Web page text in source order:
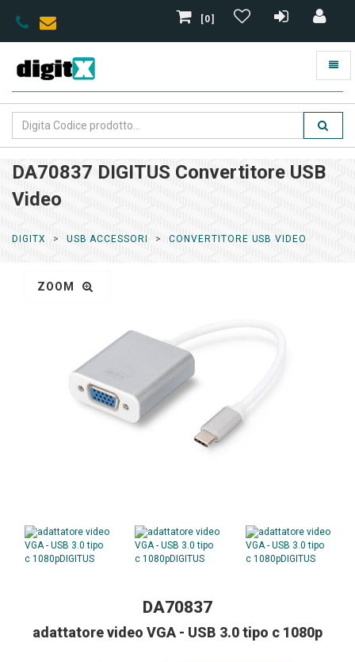
[0]
DA70837 DIGITUS Convertitore USB
Video
DIGITX USB ACCESSORI CONVERTITORE USB VIDEO
ZOOM
DA70837
adattatore video VGA - USB 3.0 tipo c 1080p